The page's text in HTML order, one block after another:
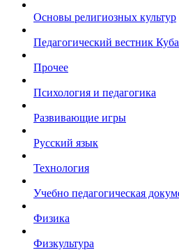
Основы религиозных культур
Педагогический вестник
Прочее
Психология и педагогика
Развивающие игры
Русский язык
Технология
Учебно педагогическая
Физика
Физкультура